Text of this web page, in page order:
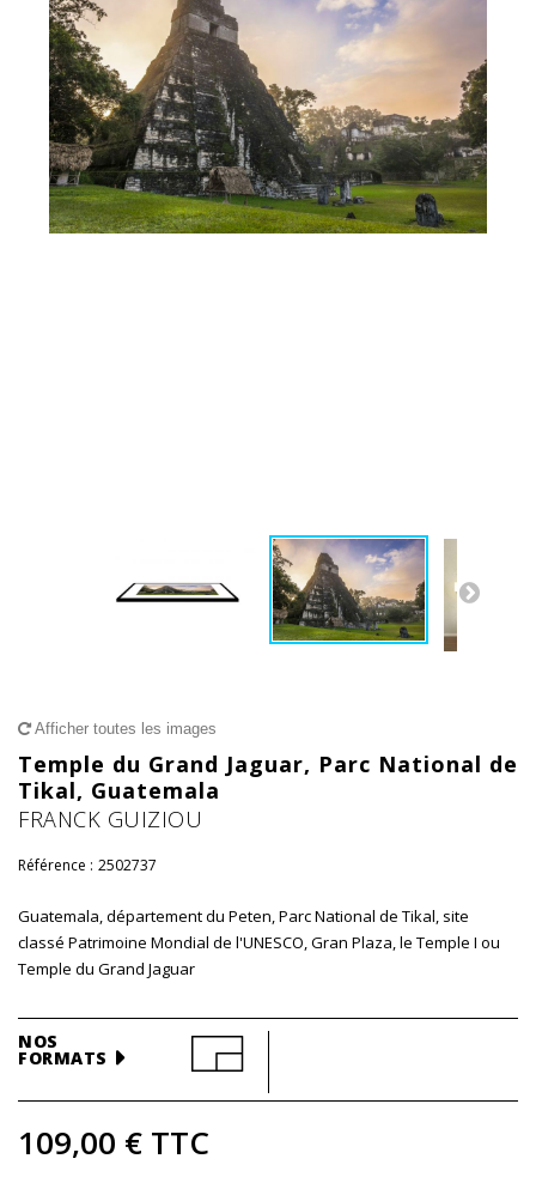
Afficher toutes les images
Temple du Grand Jaguar, Parc National de
Tikal, Guatemala
FRANCK GUIZIOU
Référence : 2502737
Guatemala, département du Peten, Parc National de Tikal, site
classé Patrimoine Mondial de l'UNESCO, Gran Plaza, le Temple I ou
Temple du Grand Jaguar
NOS
FORMATS
109,00 € TTC